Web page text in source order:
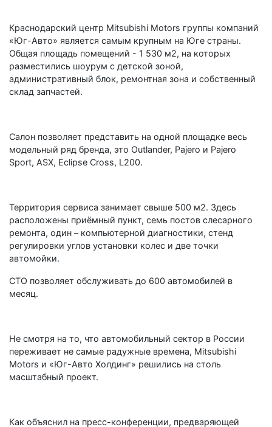
Краснодарский центр Mitsubishi Motors группы компаний
«Юг-Авто» является самым крупным на Юге страны.
Общая площадь помещений - 1 530 м2, на которых
разместились шоурум с детской зоной,
административный блок, ремонтная зона и собственный
склад запчастей.
Салон позволяет представить на одной площадке весь
модельный ряд бренда, это Outlander, Pajero и Pajero
Sport, ASX, Eclipse Cross, L200.
Территория сервиса занимает свыше 500 м2. Здесь
расположены приёмный пункт, семь постов слесарного
ремонта, один – компьютерной диагностики, стенд
регулировки углов установки колес и две точки
автомойки.
СТО позволяет обслуживать до 600 автомобилей в
месяц.
Не смотря на то, что автомобильный сектор в России
переживает не самые радужные времена, Mitsubishi
Motors и «Юг-Авто Холдинг» решились на столь
масштабный проект.
Как объяснил на пресс-конференции, предваряющей